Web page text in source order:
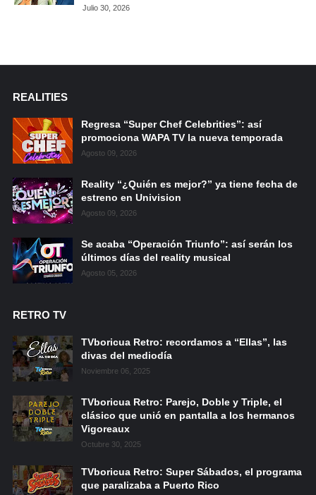
Julio 30, 2026
REALITIES
Regresa “Super Chef Celebrities”: así
promociona WAPA TV la nueva temporada
Agosto 09, 2026
Reality “¿Quién es mejor?” ya tiene fecha de
estreno en Univision
Agosto 09, 2026
Se acaba “Operación Triunfo”: así serán los
últimos días del reality musical
Agosto 05, 2026
RETRO TV
TVboricua Retro: recordamos a “Ellas”, las
divas del mediodía
Noviembre 06, 2025
TVboricua Retro: Parejo, Doble y Triple, el
clásico que unió en pantalla a los hermanos
Vigoreaux
Octubre 30, 2025
TVboricua Retro: Super Sábados, el programa
que paralizaba a Puerto Rico